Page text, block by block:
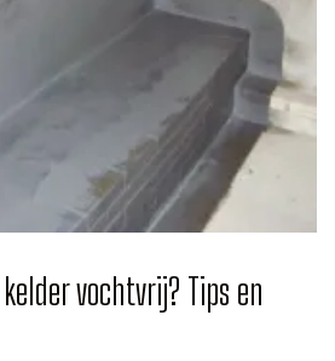
vochtvrij? Tips en